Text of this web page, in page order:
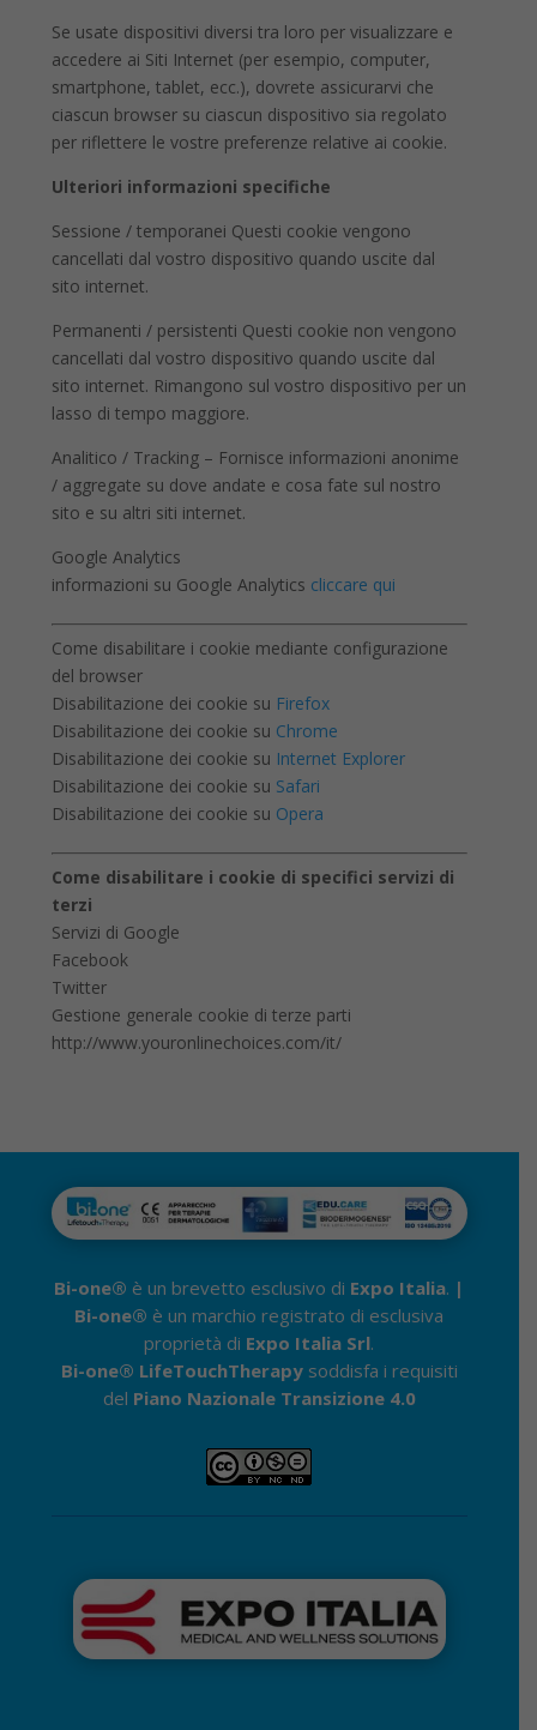
Se usate dispositivi diversi tra loro per visualizzare e
accedere ai Siti Internet (per esempio, computer,
smartphone, tablet, ecc.), dovrete assicurarvi che
ciascun browser su ciascun dispositivo sia regolato
per riflettere le vostre preferenze relative ai cookie.
Ulteriori informazioni specifiche
Sessione / temporanei Questi cookie vengono
cancellati dal vostro dispositivo quando uscite dal
sito internet.
Permanenti / persistenti Questi cookie non vengono
cancellati dal vostro dispositivo quando uscite dal
sito internet. Rimangono sul vostro dispositivo per un
lasso di tempo maggiore.
Analitico / Tracking – Fornisce informazioni anonime
/ aggregate su dove andate e cosa fate sul nostro
sito e su altri siti internet.
Google Analytics
informazioni su Google Analytics cliccare qui
Come disabilitare i cookie mediante configurazione
del browser
Disabilitazione dei cookie su Firefox
Disabilitazione dei cookie su Chrome
Disabilitazione dei cookie su Internet Explorer
Disabilitazione dei cookie su Safari
Disabilitazione dei cookie su Opera
Come disabilitare i cookie di specifici servizi di
terzi
Servizi di Google
Facebook
Twitter
Gestione generale cookie di terze parti
http://www.youronlinechoices.com/it/
Bi-one® è un brevetto esclusivo di Expo Italia. |
Bi-one® è un marchio registrato di esclusiva
proprietà di Expo Italia Srl.
Bi-one® LifeTouchTherapysoddisfa i requisiti
del Piano Nazionale Transizione 4.0